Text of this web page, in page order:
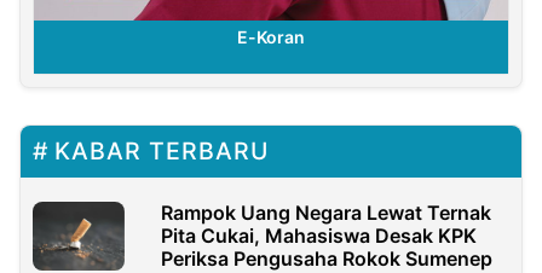
E-Koran
KABAR TERBARU
Rampok Uang Negara Lewat Ternak
Pita Cukai, Mahasiswa Desak KPK
Periksa Pengusaha Rokok Sumenep